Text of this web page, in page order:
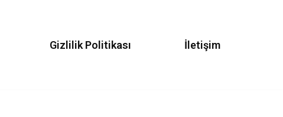
Gizlilik Politikası İletişim